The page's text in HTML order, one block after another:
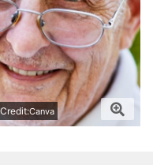
Canva